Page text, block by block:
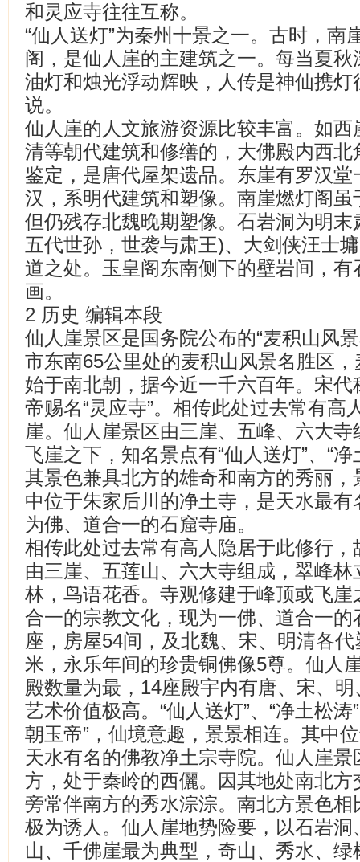
和灵应寺往往互称。
“仙人送灯”为秦州十景之一。古时，南
阁，是仙人崖的主建筑之一。每当夏
油灯和烛光浮动辉映，人传是神仙携灯
说。
仙人崖的人文旅游资源比较丰富。如
清等朝代建筑和修缮的，大佛殿内西
鉴定，是唐代屋架遗品。东崖有罗汉
汉，系明代建筑和塑像。南崖燃灯阁
但仍残存北魏晚期塑像。石岩洞为明
五代世孙，世袭与肃王)、大剑侠汪士
道之处。玉皇阁东南侧下的壁岩间，
画。
2 历史 编辑本段
仙人崖景区是国务院公布的“麦积山风
市东南65公里处的麦积山风景名胜区
始于南北朝，据今近一千六百年。宋代
帝赐名“灵应寺”。相传此处过去常有高
崖。仙人崖景区由三崖、五峰、六大
飞崖之下，知名景点有“仙人送灯”、“净
其景色兼具北方的雄奇和南方的秀丽
中位于朱家后川的净土寺，是天水最
为佛、道合一的石窟寺庙。
相传此处过去常有高人隐居于此修行
由三崖、五莲山、六大寺组成，翠峰
林，鸟语花香。寺观修建于峰顶或飞
合一的宗教文化，现为一佛、道合一
座，房屋54间，及北魏、宋、明清各
米，永乐年间的珍贵铜佛像5尊。仙人
殿数量为最，14座殿宇内有唐、宋、
艺术价值极高。“仙人送灯”、“净土松涛
朝玉帝”，仙境意趣，景景相连。其中
天水有名的佛教净土宗寺院。仙人崖
方，处于秦岭的西儷。因其地处南北
旁常伴南方的秀水淙淙。南北方景色
极为诱人。仙人崖地势险要，以石岩
山、千佛崖最为典型，奇山、秀水、